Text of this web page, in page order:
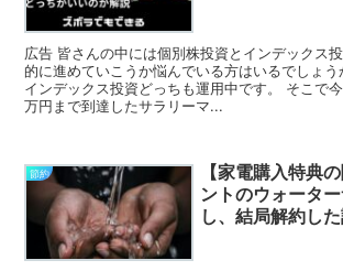
広告 皆さんの中には個別株投資とインデックス
的に進めていこうか悩んでいる方はいるでしょう
インデックス投資どっちも運用中です。 そこで
万円まで到達したサラリーマ...
節約
【家電購入特典
ントのウォータ
し、結局解約し